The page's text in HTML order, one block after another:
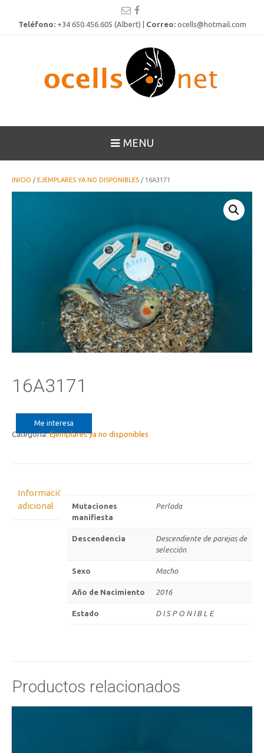
Teléfono:+34 650.456.605 (Albert) | Correo: ocells@hotmail.com
MENU
INICIO /EJEMPLARES YA NO DISPONIBLES / 16A3171
16A3171
Me interesa
Categoría:Ejemplares ya no disponibles
Información
adicional
Mutaciones
manifiesta
Perlada
Descendencia
Descendiente de parejas de
selección
Sexo Macho
Año de Nacimiento 2016
Estado D I S P O N I B L E
Productos relacionados